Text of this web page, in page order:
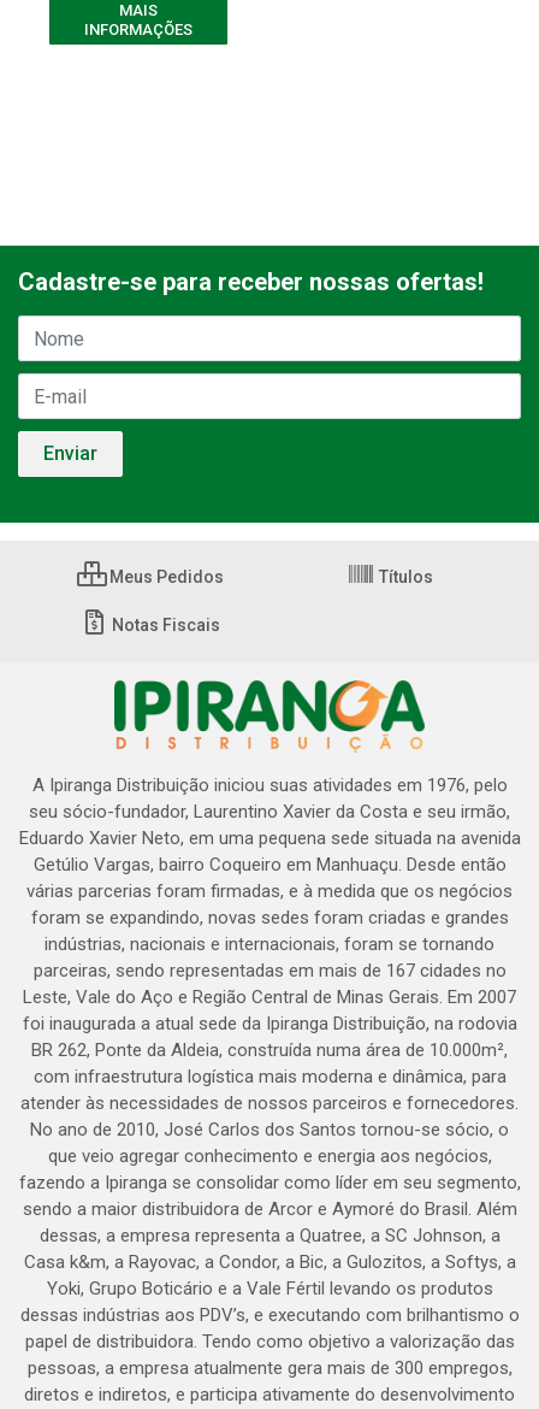
MAIS
INFORMAÇÕES
Cadastre-se para receber nossas ofertas!
Meus Pedidos Títulos
Notas Fiscais
A Ipiranga Distribuição iniciou suas atividades em 1976, pelo
seu sócio-fundador, Laurentino Xavier da Costa e seu irmão,
Eduardo Xavier Neto, em uma pequena sede situada na avenida
Getúlio Vargas, bairro Coqueiro em Manhuaçu. Desde então
várias parcerias foram firmadas, e à medida que os negócios
foram se expandindo, novas sedes foram criadas e grandes
indústrias, nacionais e internacionais, foram se tornando
parceiras, sendo representadas em mais de 167 cidades no
Leste, Vale do Aço e Região Central de Minas Gerais. Em 2007
foi inaugurada a atual sede da Ipiranga Distribuição, na rodovia
BR 262, Ponte da Aldeia, construída numa área de 10.000m²,
com infraestrutura logística mais moderna e dinâmica, para
atender às necessidades de nossos parceiros e fornecedores.
No ano de 2010, José Carlos dos Santos tornou-se sócio, o
que veio agregar conhecimento e energia aos negócios,
fazendo a Ipiranga se consolidar como líder em seu segmento,
sendo a maior distribuidora de Arcor e Aymoré do Brasil. Além
dessas, a empresa representa a Quatree, a SC Johnson, a
Casa k&m, a Rayovac, a Condor, a Bic, a Gulozitos, a Softys, a
Yoki, Grupo Boticário e a Vale Fértil levando os produtos
dessas indústrias aos PDV’s, e executando com brilhantismo o
papel de distribuidora. Tendo como objetivo a valorização das
pessoas, a empresa atualmente gera mais de 300 empregos,
diretos e indiretos, e participa ativamente do desenvolvimento